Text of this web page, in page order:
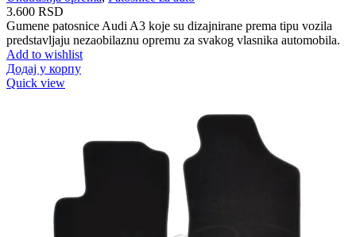
3.600 RSD
Gumene patosnice Audi A3 koje su dizajnirane prema tipu vozila
predstavljaju nezaobilaznu opremu za svakog vlasnika automobila.
Add to wishlist
Додај у корпу
Quick view